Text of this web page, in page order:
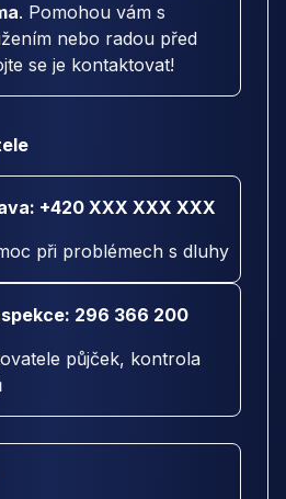
. Pomohou vám s
nebo radou před
se je kontaktovat!
+420 XXX XXX XXX
při problémech s dluhy
296 366 200
půjček, kontrola